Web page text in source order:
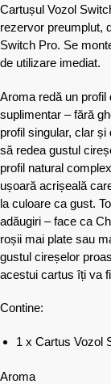
Cartușul Vozol
rezervor preumplut,
Switch Pro. Se
de utilizare imediat.
Aroma redă un
suplimentar – fără
profil singular, clar
să redea gustul
profil natural
ușoară acrișeală
la culoare ca gust.
adăugiri – face ca
roșii mai plate sau
gustul cireșelor
acestui cartus îți va
Contine:
1 x Cartus Vozol
Aroma